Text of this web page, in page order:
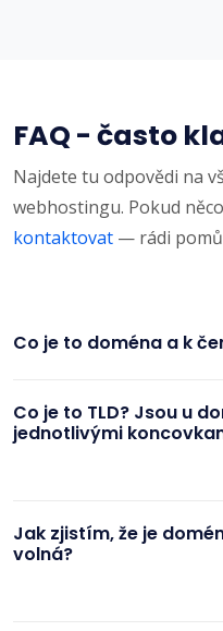
FAQ - často
Najdete tu odpovědi na
webhostingu. Pokud
kontaktovat — rádi
Co je to doména a k
Co je to TLD? Jsou u
jednotlivými
Jak zjistím, že je
volná?